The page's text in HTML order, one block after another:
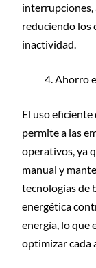
reduciendo los
inactividad.
Ahorro
El uso
permite a las
operativos, ya
manual y
tecnologías de
energética
energía, lo que
optimizar cada